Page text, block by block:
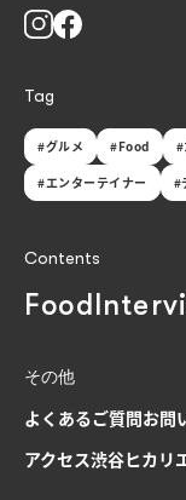
Tag
#グルメ #Food #
#エンターテイナー
#
Contents
Food
その他
よくあるご質問お問
アクセス渋谷ヒカリ